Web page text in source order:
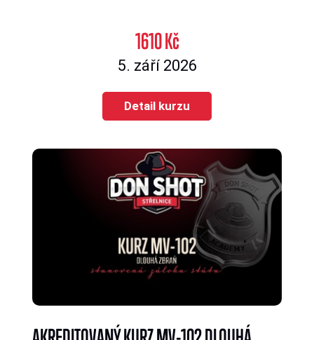
1610 Kč
5. září 2026
Detail kurzu